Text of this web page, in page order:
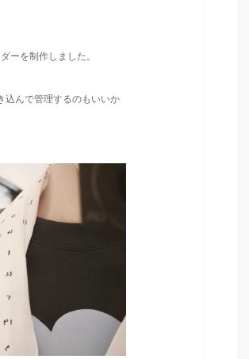
ーを制作しました。
込んで管理するのもいいか